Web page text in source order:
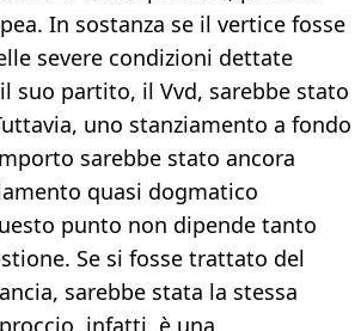
In sostanza se il vertice fosse
severe condizioni dettate
suo partito, il Vvd, sarebbe stato
uno stanziamento a fondo
sarebbe stato ancora
quasi dogmatico
punto non dipende tanto
Se si fosse trattato del
sarebbe stata la stessa
infatti, è una